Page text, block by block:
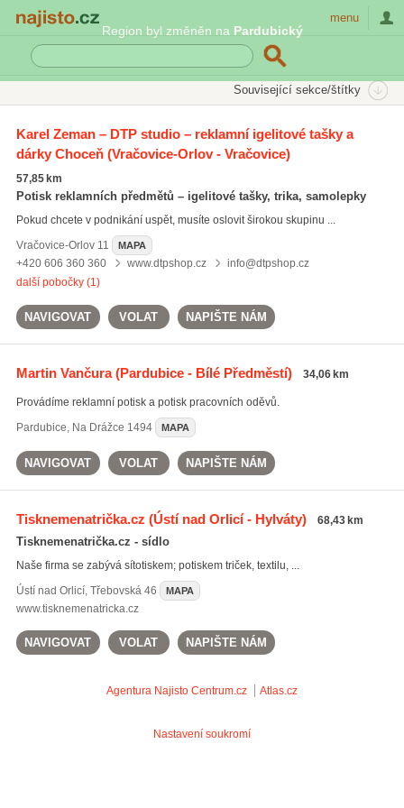
Region byl změněn na Pardubický
menu
Související sekce/štítky
potisk hrnků(143)
igelitové tašky
potisk obalů (171)
Všechny související štítky
Karel Zeman – DTP studio – reklamní igelitové tašky a
dárky Choceň(Vračovice-Orlov - Vračovice)
57,85 km
Potisk reklamních předmětů – igelitové tašky, trika, samolepky
Pokud chcete v podnikání uspět, musíte oslovit širokou skupinu ...
Vračovice-Orlov11 MAPA
+420 606 360 360 www.dtpshop.cz
info@dtpshop.cz
další pobočky (1)
NAVIGOVAT VOLAT NAPIŠTE NÁM
Martin Vančura(Pardubice - Bílé Předměstí) 34,06 km
Provádíme reklamní potisk a potisk pracovních oděvů.
Pardubice, Na Drážce 1494 MAPA
NAVIGOVAT VOLAT NAPIŠTE NÁM
Tisknemenatrička.cz (Ústí nad Orlicí - Hylváty) 68,43 km
Tisknemenatrička.cz - sídlo
Naše firma se zabývá sítotiskem; potiskem triček, textilu, ...
Ústí nad Orlicí, Třebovská 46 MAPA
www.tisknemenatricka.cz
NAVIGOVAT VOLAT NAPIŠTE NÁM
Agentura Najisto Centrum.cz Atlas.cz
Nastavení soukromí